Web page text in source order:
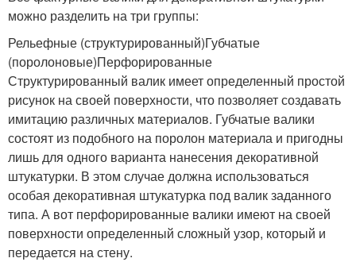
можно разделить на три группы:
Рельефные (структурированный)Губчатые
(поролоновые)Перфорированные
Структурированный валик имеет определенный простой
рисунок на своей поверхности, что позволяет создавать
имитацию различных материалов. Губчатые валики
состоят из подобного на поролон материала и пригодны
лишь для одного варианта нанесения декоративной
штукатурки. В этом случае должна использоваться
особая декоративная штукатурка под валик заданного
типа. А вот перфорированные валики имеют на своей
поверхности определенный сложный узор, который и
передается на стену.